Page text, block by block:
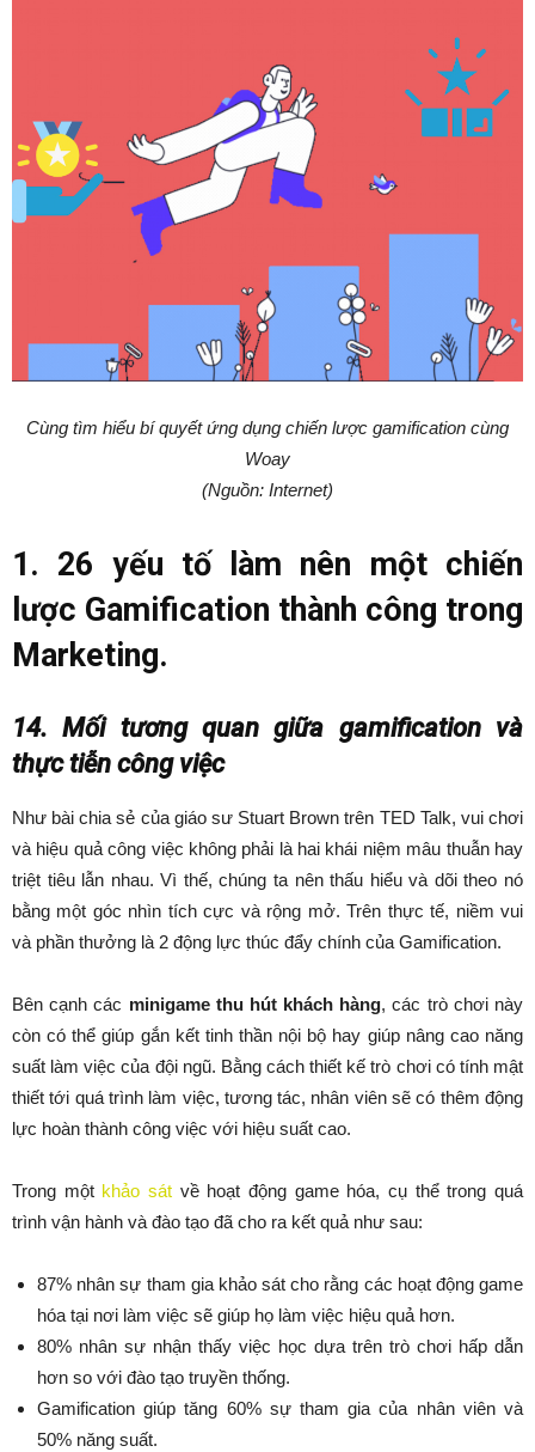
Cùng tìm hiểu bí quyết ứng dụng chiến lược gamification cùng
Woay
(Nguồn: Internet)
1. 26 yếu tố làm nên một chiến
lược Gamification thành công trong
Marketing.
14. Mối tương quan giữa gamification và
thực tiễn công việc
Như bài chia sẻ của giáo sư Stuart Brown trên TED Talk, vui chơi
và hiệu quả công việc không phải là hai khái niệm mâu thuẫn hay
triệt tiêu lẫn nhau. Vì thế, chúng ta nên thấu hiểu và dõi theo nó
bằng một góc nhìn tích cực và rộng mở. Trên thực tế, niềm vui
và phần thưởng là 2 động lực thúc đẩy chính của Gamification.
Bên cạnh các minigame thu hút khách hàng, các trò chơi này
còn có thể giúp gắn kết tinh thần nội bộ hay giúp nâng cao năng
suất làm việc của đội ngũ. Bằng cách thiết kế trò chơi có tính mật
thiết tới quá trình làm việc, tương tác, nhân viên sẽ có thêm động
lực hoàn thành công việc với hiệu suất cao.
Trong một khảo sát về hoạt động game hóa, cụ thể trong quá
trình vận hành và đào tạo đã cho ra kết quả như sau:
87% nhân sự tham gia khảo sát cho rằng các hoạt động game
hóa tại nơi làm việc sẽ giúp họ làm việc hiệu quả hơn.
80% nhân sự nhận thấy việc học dựa trên trò chơi hấp dẫn
hơn so với đào tạo truyền thống.
Gamification giúp tăng 60% sự tham gia của nhân viên và
50% năng suất.